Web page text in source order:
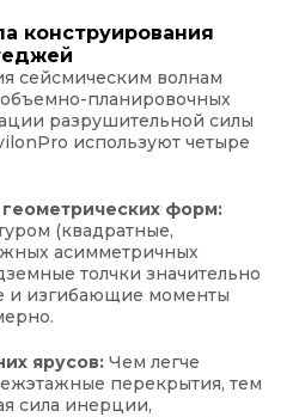
конструирования
сейсмическим волнам
объемно-планировочных
разрушительной силы
используют четыре
форм:
(квадратные,
асимметричных
толчки значительно
и изгибающие моменты
ярусов: Чем легче
перекрытия, тем
сила инерции,